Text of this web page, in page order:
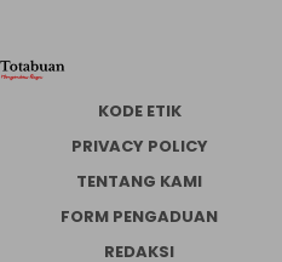
KODE ETIK
PRIVACY POLICY
TENTANG KAMI
FORM PENGADUAN
REDAKSI